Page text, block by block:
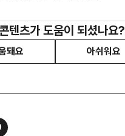
텐츠가 도움이 되셨나요?
돼요 아쉬워요